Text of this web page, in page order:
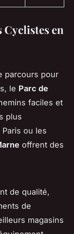
en
parcours pour
le Parc de
faciles et
plus
Paris ou les
offrent des
de qualité,
de
magasins